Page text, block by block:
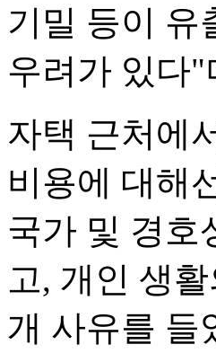
기밀 등이 유
우려가 있다
자택 근처에
비용에 대해
국가 및 경호
고, 개인 생
개 사유를 들